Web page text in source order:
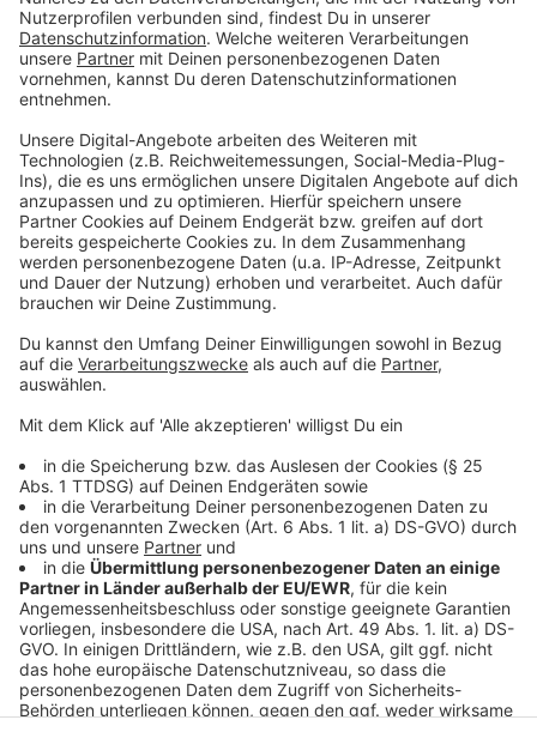
Mehr Informationen
Akzeptieren
Management Platform
Außen hui, innen pfui. Die Ushers führen ein seltsames
und stellenweise todbringendes Leben.
©Copyright: Netflix
Eine schrecklich nette Familie, die zu allem bereit ist.
Anzeige
©Copyright: Netflix
Im Hause Usher geschehen nachts seltsame Dinge.
Anzeige
Anzeige